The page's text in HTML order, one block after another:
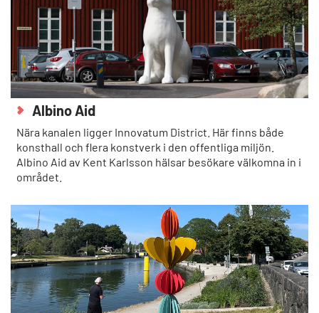
Albino Aid
Nära kanalen ligger Innovatum District. Här finns både
konsthall och flera konstverk i den offentliga miljön.
Albino Aid av Kent Karlsson hälsar besökare välkomna in i
området.